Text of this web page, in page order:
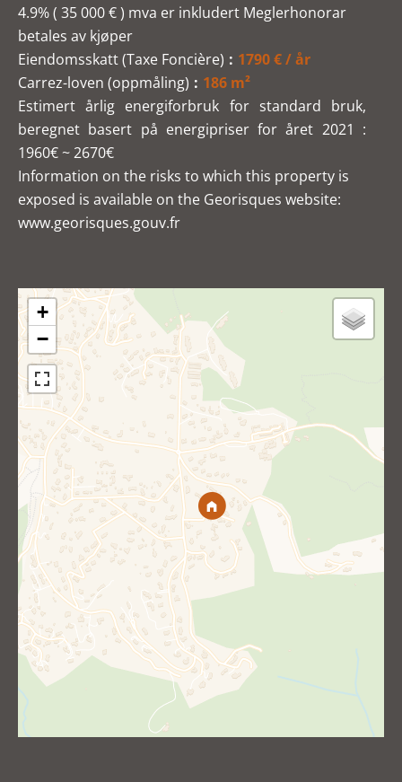
4.9% ( 35 000 € ) mva er inkludert Meglerhonorar
betales av kjøper
Eiendomsskatt (Taxe Foncière)
1790 € / år
Carrez-loven (oppmåling)
186 m²
Estimert årlig energiforbruk for standard bruk,
beregnet basert på energipriser for året 2021 :
1960€ ~ 2670€
Information on the risks to which this property is
exposed is available on the Georisques website:
www.georisques.gouv.fr
+
−